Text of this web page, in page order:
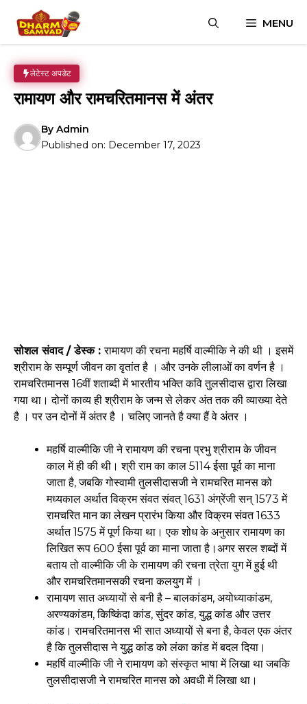
content
MENU
लेटेस्ट अपडेट
रामायण और रामचरितमानस में अंतर
By Admin
Published on: December 17, 2023
सोशल संवाद / डेस्क :रामायण की रचना महर्षि वाल्मीकि ने की थी । इसमें
श्रीराम के सम्पूर्ण जीवन का वृतांत है । और उनके लीलाओं का वर्णन है ।
रामचरितमानस 16वीं शताब्दी में भारतीय भक्ति कवि तुलसीदास द्वारा लिखा
गया था। दोनों काव्य ही श्रीराम के जन्म से लेकर अंत तक की व्याख्या देते
है । पर उन दोनों में अंतर है । चलिए जानते है क्या हैं वे अंतर ।
महर्षि वाल्मीकि जी ने रामायण की रचना प्रभु श्रीराम के जीवन
काल में ही की थी। श्री राम का काल 5114 ईसा पूर्व का माना
जाता है, जबकि गोस्वामी तुलसीदासजी ने रामचरित मानस को
मध्यकाल अर्थात विक्रम संवत संवत्‌ 1631 अंग्रेंजी सन् 1573 में
रामचरित मान का लेखन प्रारंभ किया और विक्रम संवत 1633
अर्थात 1575 में पूर्ण किया था। एक शोध के अनुसार रामायण का
लिखित रूप 600 ईसा पूर्व का माना जाता है।अगर सरल शब्दों में
बताय तो वाल्मीकि जी के रामायण की रचना त्रेता युग में हुई थी
और रामचरितमानसकी रचना कलयुग में ।
रामायण सात अध्यायों से बनी है – बालकांडम, अयोध्याकांडम,
अरण्यकांडम, किष्किंदा कांड, सुंदर कांड, युद्ध कांड और उत्तर
कांड। रामचरितमानस भी सात अध्यायों से बना है, केवल एक अंतर
है कि तुलसीदास ने युद्ध कांड को लंका कांड में बदल दिया।
महर्षि वाल्मीकि जी ने रामायण को संस्कृत भाषा में लिखा था जबकि
तुलसीदासजी ने रामचरित मानस को अवधी में लिखा था।